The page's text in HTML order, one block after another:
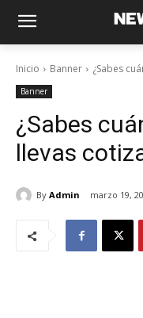
Inicio Banner ¿Sabes
Banner
¿Sabes
llevas
By Admin marzo 19,